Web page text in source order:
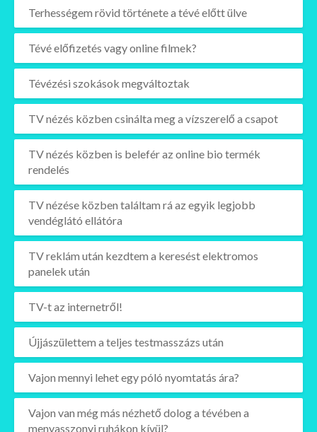
Terhességem rövid története a tévé előtt ülve
Tévé előfizetés vagy online filmek?
Tévézési szokások megváltoztak
TV nézés közben csinálta meg a vízszerelő a csapot
TV nézés közben is belefér az online bio termék
rendelés
TV nézése közben találtam rá az egyik legjobb
vendéglátó ellátóra
TV reklám után kezdtem a keresést elektromos
panelek után
TV-t az internetről!
Újjászülettem a teljes testmasszázs után
Vajon mennyi lehet egy póló nyomtatás ára?
Vajon van még más nézhető dolog a tévében a
menyasszonyi ruhákon kívül?